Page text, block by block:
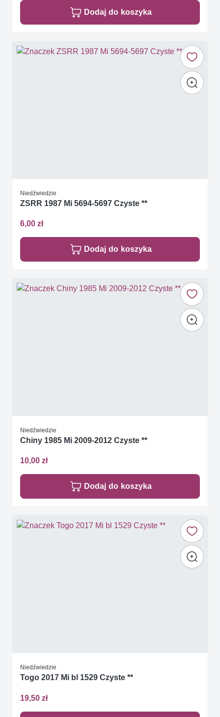
Dodaj do koszyka
Niedźwiedzie
ZSRR 1987 Mi 5694-5697 Czyste **
6,00 zł
Dodaj do koszyka
Niedźwiedzie
Chiny 1985 Mi 2009-2012 Czyste **
10,00 zł
Dodaj do koszyka
Niedźwiedzie
Togo 2017 Mi bl 1529 Czyste **
19,50 zł